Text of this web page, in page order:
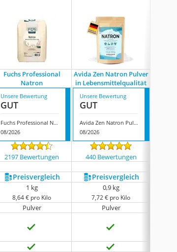
Fuchs Professional
Natron
Avida Zen Natron Pulver
in Lebensmittelqualität
Unsere Bewertung
GUT
Fuchs Professional Natron
08/2026
Unsere Bewertung
GUT
Avida Zen Natron Pulver in Lebensmittelqualität
08/2026
2197 Bewertungen 440 Bewertungen
Preis­vergleich Preis­vergleich
1 kg
8,64 € pro Kilo
0,9 kg
7,72 € pro Kilo
Pulver
Pulver